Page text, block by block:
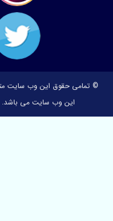
حقوق این وب سایت متعلق به
این وب سایت می باشد.